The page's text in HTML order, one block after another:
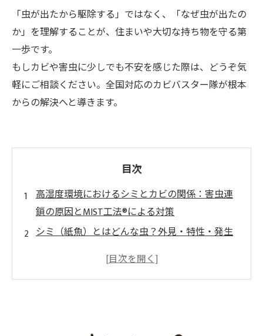
「虫が出たから駆除する」ではなく、「なぜ虫が出たの
か」を理解することが、住まいや大切な持ち物を守る第
一歩です。
もしカビや害虫に少しでも不安を感じた際は、どうぞ気
軽にご相談ください。全国対応のカビバスター隊が根本
からの解決へと導きます。
目次
高湿度環境におけるシミとカビの関係：害虫連
鎖の原因とMIST工法®による対策
シミ（紙魚）とはどんな虫？外見・特性・発生